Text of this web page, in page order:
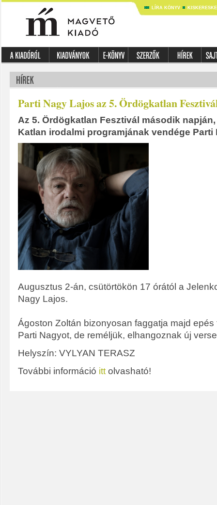
LÍRA KÖNYV
Parti Nagy Lajos az 5. Ördögkatlan
Az 5. Ördögkatlan Fesztivál második
Katlan irodalmi programjának vendége Parti
Augusztus 2-án, csütörtökön 17 órától a
Nagy Lajos.
Ágoston Zoltán bizonyosan faggatja majd epés
Parti Nagyot, de reméljük, elhangoznak új
Helyszín: VYLYAN TERASZ
További információ ittolvasható!